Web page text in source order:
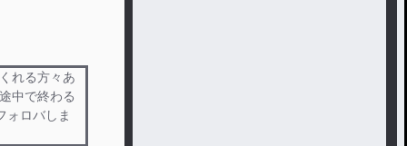
れる方々あ
中で終わる
ォロバしま